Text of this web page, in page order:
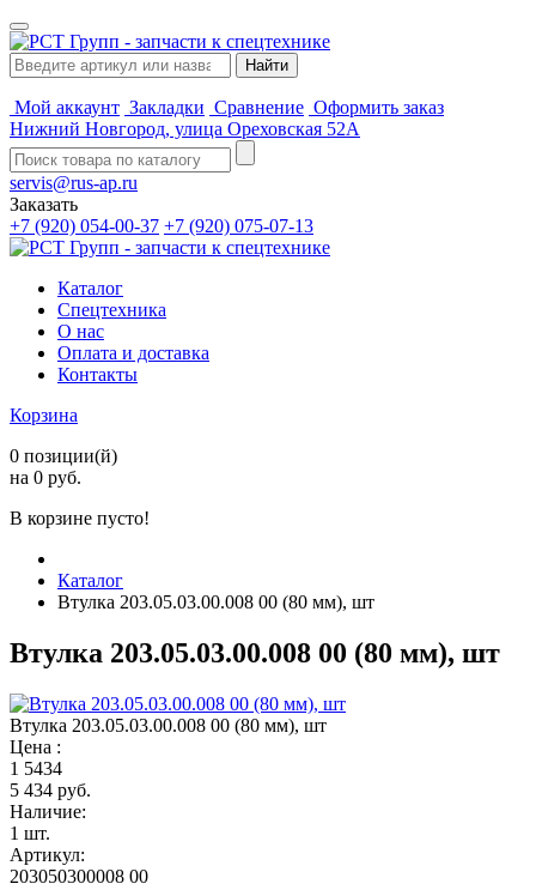
Мой аккаунт Закладки Сравнение Оформить заказ
Нижний Новгород, улица Ореховская 52А
servis@rus-ap.ru
Заказать
+7 (920) 054-00-37 +7 (920) 075-07-13
Каталог
Спецтехника
О нас
Оплата и доставка
Контакты
Корзина
0 позиции(й)
на 0 руб.
В корзине пусто!
Каталог
Втулка 203.05.03.00.008 00 (80 мм), шт
Втулка 203.05.03.00.008 00 (80 мм), шт
Втулка 203.05.03.00.008 00 (80 мм), шт
Цена :
1 5434
5 434 руб.
Наличие:
1 шт.
Артикул:
203050300008 00